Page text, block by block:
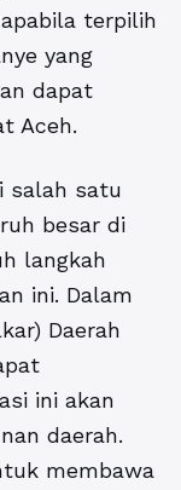
terpilih
yang
dapat
Aceh.
salah satu
besar di
langkah
ini. Dalam
Daerah
ini akan
daerah.
membawa